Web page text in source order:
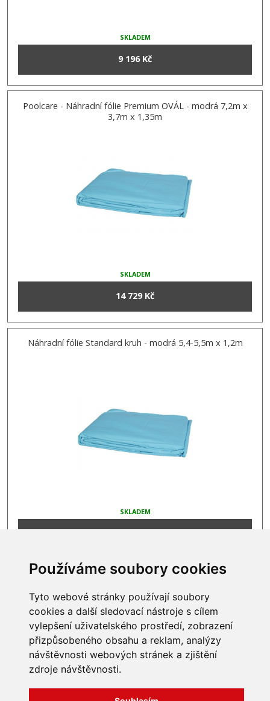
Používáme soubory cookies
Tyto webové stránky používají soubory
cookies a další sledovací nástroje s cílem
vylepšení uživatelského prostředí, zobrazení
přizpůsobeného obsahu a reklam, analýzy
návštěvnosti webových stránek a zjištění
zdroje návštěvnosti.
SKLADEM
9 196 Kč
Poolcare - Náhradní fólie Premium OVÁL - modrá 7,2m x
3,7m x 1,35m
SKLADEM
14 729 Kč
Náhradní fólie Standard kruh - modrá 5,4-5,5m x 1,2m
SKLADEM
7 519 Kč
INFORMACE
Obchodní podmínky
Zpracování a ochrana
osobních údajů
Jak nakupovat
Všechna práva vyhrazena